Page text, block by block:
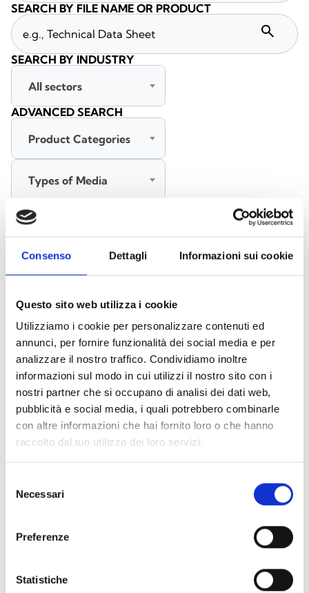
Consenso Dettagli Informazioni sui cookie
Questo sito web utilizza i cookie
Utilizziamo i cookie per personalizzare contenuti ed
annunci, per fornire funzionalità dei social media e per
analizzare il nostro traffico. Condividiamo inoltre
informazioni sul modo in cui utilizzi il nostro sito con i
nostri partner che si occupano di analisi dei dati web,
pubblicità e social media, i quali potrebbero combinarle
con altre informazioni che hai fornito loro o che hanno
raccolto dal tuo utilizzo dei loro servizi.
delNecessari
Preferenze
Statistiche
Accessories EB00 Bases - Materials
Accessories for detector testing - Materials(6)
Documents(6992)
Select All
Please log in before downloading content marked with
the icon lock
SEARCH BY FILE NAME OR PRODUCT
search
SEARCH BY INDUSTRY
All sectors
ADVANCED SEARCH
Product Categories
Types of Media
All languages
SEARCH